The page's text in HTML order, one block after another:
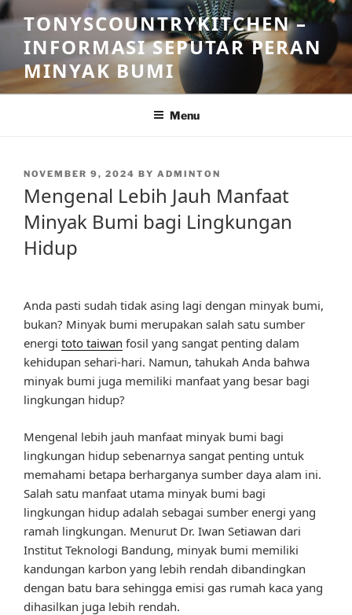
Skip
to
content
TONYSCOUNTRYKITCHEN –
INFORMASI SEPUTAR PERAN
MINYAK BUMI
Menu
POSTED
NOVEMBER 9, 2024 BY ADMINTON
Mengenal Lebih Jauh Manfaat
Minyak Bumi bagi Lingkungan
Hidup
Anda pasti sudah tidak asing lagi dengan minyak bumi,
bukan? Minyak bumi merupakan salah satu sumber
energi toto taiwan fosil yang sangat penting dalam
kehidupan sehari-hari. Namun, tahukah Anda bahwa
minyak bumi juga memiliki manfaat yang besar bagi
lingkungan hidup?
Mengenal lebih jauh manfaat minyak bumi bagi
lingkungan hidup sebenarnya sangat penting untuk
memahami betapa berharganya sumber daya alam ini.
Salah satu manfaat utama minyak bumi bagi
lingkungan hidup adalah sebagai sumber energi yang
ramah lingkungan. Menurut Dr. Iwan Setiawan dari
Institut Teknologi Bandung, minyak bumi memiliki
kandungan karbon yang lebih rendah dibandingkan
dengan batu bara sehingga emisi gas rumah kaca yang
dihasilkan juga lebih rendah.